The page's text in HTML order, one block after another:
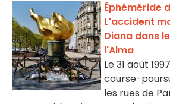
Éphéméride
L'accident
Diana dans
l'Alma
Le 31 août
course-
les rues de